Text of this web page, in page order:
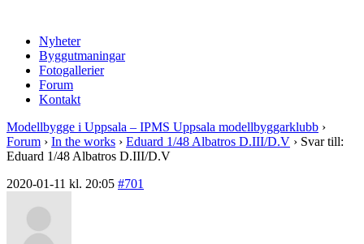
Nyheter
Byggutmaningar
Fotogallerier
Forum
Kontakt
Modellbygge i Uppsala – IPMS Uppsala modellbyggarklubb ›
Forum › In the works › Eduard 1/48 Albatros D.III/D.V › Svar till:
Eduard 1/48 Albatros D.III/D.V
2020-01-11 kl. 20:05 #701